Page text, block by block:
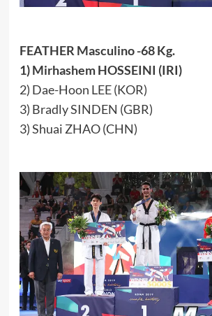
FEATHER Masculino -68 Kg.
1) Mirhashem HOSSEINI (IRI)
2) Dae-Hoon LEE (KOR)
3) Bradly SINDEN (GBR)
3) Shuai ZHAO (CHN)